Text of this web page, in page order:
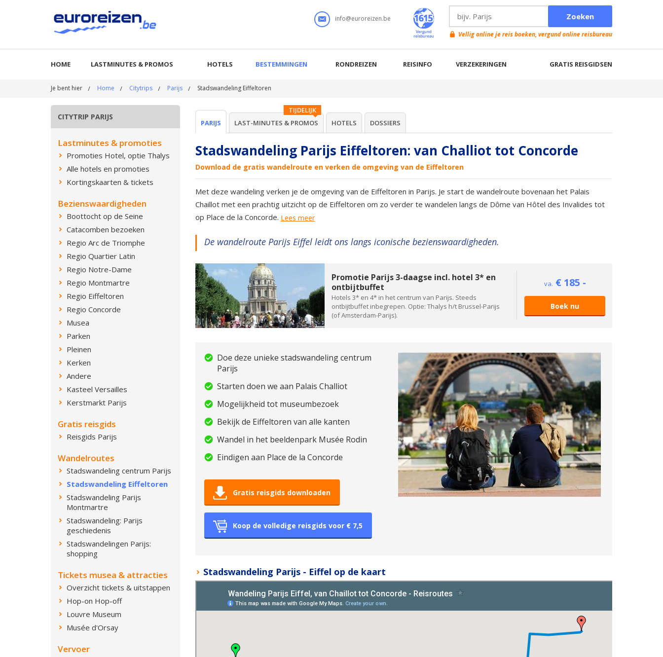
info@euroreizen.be
Vellig online je reis boeken, vergund online reisbureau
HOME LASTMINUTES & PROMOS HOTELS BESTEMMINGEN RONDREIZEN REISINFO VERZEKERINGEN GRATIS REISGIDSEN
Je bent hier Home Citytrips Parijs Stadswandeling Eiffeltoren
CITYTRIP PARIJS
Lastminutes & promoties
Promoties Hotel, optie Thalys
Alle hotels en promoties
Kortingskaarten & tickets
Bezienswaardigheden
Boottocht op de Seine
Catacomben bezoeken
Regio Arc de Triomphe
Regio Quartier Latin
Regio Notre-Dame
Regio Montmartre
Regio Eiffeltoren
Regio Concorde
Musea
Parken
Pleinen
Kerken
Andere
Kasteel Versailles
Kerstmarkt Parijs
Gratis reisgids
Reisgids Parijs
Wandelroutes
Stadswandeling centrum Parijs
Stadswandeling Eiffeltoren
Stadswandeling Parijs
Montmartre
Stadswandeling: Parijs
geschiedenis
Stadswandelingen Parijs:
shopping
Tickets musea & attracties
Overzicht tickets & uitstappen
Hop-on Hop-off
Louvre Museum
Musée d'Orsay
Vervoer
PARIJS
TIJDELIJK
LAST-MINUTES & PROMOS
HOTELS DOSSIERS
Stadswandeling Parijs Eiffeltoren: van Challiot tot Concorde
Download de gratis wandelroute en verken de omgeving van de Eiffeltoren
Met deze wandeling verken je de omgeving van de Eiffeltoren in Parijs. Je start de wandelroute bovenaan het Palais
Chaillot met een prachtig uitzicht op de Eiffeltoren om zo verder te wandelen langs de Dôme van Hôtel des Invalides tot
op Place de la Concorde. Lees meer
De wandelroute Parijs Eiffel leidt ons langs iconische bezienswaardigheden.
Promotie Parijs 3-daagse incl. hotel 3* en
ontbijtbuffet
Hotels 3* en 4* in het centrum van Parijs. Steeds
ontbijtbuffet inbegrepen. Optie: Thalys h/t Brussel-Parijs
(of Amsterdam-Parijs).
va. € 185 -
Boek nu
Doe deze unieke stadswandeling centrum
Parijs
Starten doen we aan Palais Challiot
Mogelijkheid tot museumbezoek
Bekijk de Eiffeltoren van alle kanten
Wandel in het beeldenpark Musée Rodin
Eindigen aan Place de la Concorde
Gratis reisgids downloaden
Koop de volledige reisgids voor € 7,5
Stadswandeling Parijs - Eiffel op de kaart